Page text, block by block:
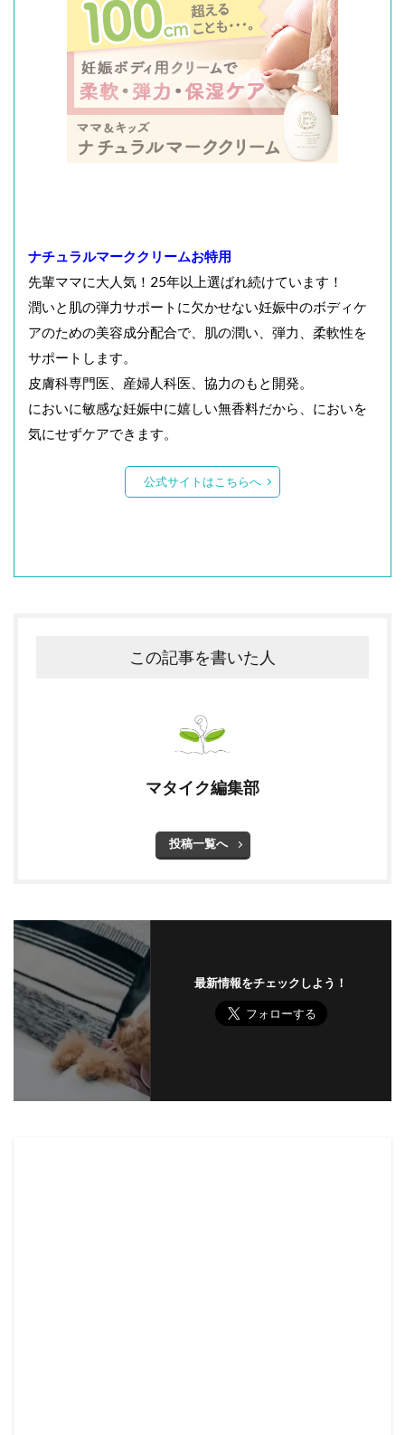
ナチュラルマーククリームお特用
先輩ママに大人気！25年以上選ばれ続けています！
潤いと肌の弾力サポートに欠かせない妊娠中のボディケ
アのための美容成分配合で、肌の潤い、弾力、柔軟性を
サポートします。
皮膚科専門医、産婦人科医、協力のもと開発。
においに敏感な妊娠中に嬉しい無香料だから、においを
気にせずケアできます。
公式サイトはこちらへ
この記事を書いた人
マタイク編集部
投稿一覧へ
最新情報をチェックしよう！